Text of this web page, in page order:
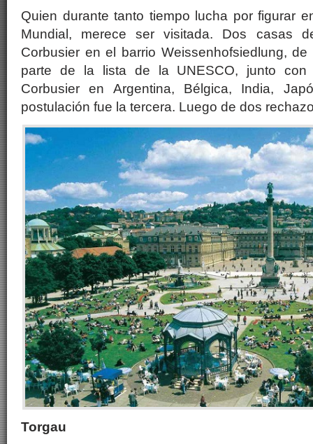
Quien durante tanto tiempo lucha por figurar
Mundial, merece ser visitada. Dos casas
Corbusier en el barrio Weissenhofsiedlung,
parte de la lista de la UNESCO, junto con
Corbusier en Argentina, Bélgica, India,
postulación fue la tercera. Luego de dos
Torgau